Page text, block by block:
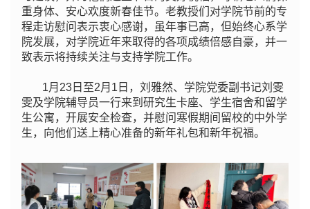
重身体、安心欢度新春佳节。老教授们对学院节前的专
程走访慰问表示衷心感谢，虽年事已高，但始终心系学
院发展，对学院近年来取得的各项成绩倍感自豪，并一
致表示将持续关注与支持学院工作。
1月23日至2月1日，刘雅然、学院党委副书记刘雯
雯及学院辅导员一行来到研究生卡座、学生宿舍和留学
生公寓，开展安全检查，并慰问寒假期间留校的中外学
生，向他们送上精心准备的新年礼包和新年祝福。